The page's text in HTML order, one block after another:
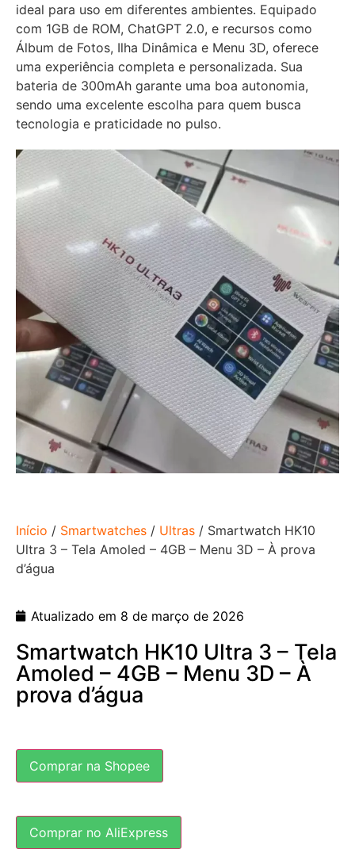
ideal para uso em diferentes ambientes. Equipado
com 1GB de ROM, ChatGPT 2.0, e recursos como
Álbum de Fotos, Ilha Dinâmica e Menu 3D, oferece
uma experiência completa e personalizada. Sua
bateria de 300mAh garante uma boa autonomia,
sendo uma excelente escolha para quem busca
tecnologia e praticidade no pulso.
Início / Smartwatches / Ultras / Smartwatch HK10
Ultra 3 – Tela Amoled – 4GB – Menu 3D – À prova
d’água
Atualizado em 8 de março de 2026
Smartwatch HK10 Ultra 3 – Tela
Amoled – 4GB – Menu 3D – À
prova d’água
Comprar na Shopee
Comprar no AliExpress